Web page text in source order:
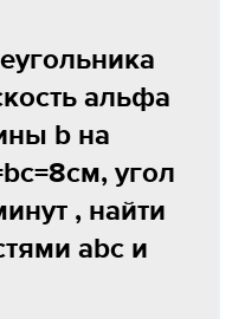
альфа
b на
угол
, найти
abc и